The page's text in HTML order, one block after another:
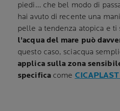
piedi... che bel modo di
hai avuto di recente una
pelle a tendenza atopica e ti
l'acqua del mare può
questo caso, sciacqua
applica sulla zona
specificacome CICAPLAST